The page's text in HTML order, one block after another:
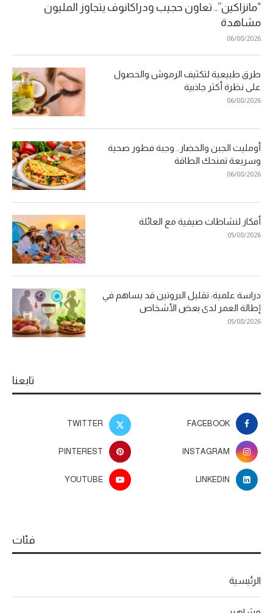
“مانزاكين”.. تعاون حجيب ودراكانوف يتجاوز المليون
مشاهدة
06/08/2026
طرق طبيعية لتكثيف الرموش والحصول
على نظرة أكثر جاذبية
06/08/2026
أومليت الجبن والخضار.. وجبة فطور صحية
وسريعة تمنحك الطاقة
06/08/2026
أفكار لنشاطات صيفية مع العائلة
05/08/2026
دراسة علمية: تقليل البروتين قد يساهم في
إطالة العمر لدى بعض الأشخاص
05/08/2026
تابعنا
FACEBOOK
TWITTER
INSTAGRAM
PINTEREST
LINKEDIN
YOUTUBE
فئات
الرئيسية